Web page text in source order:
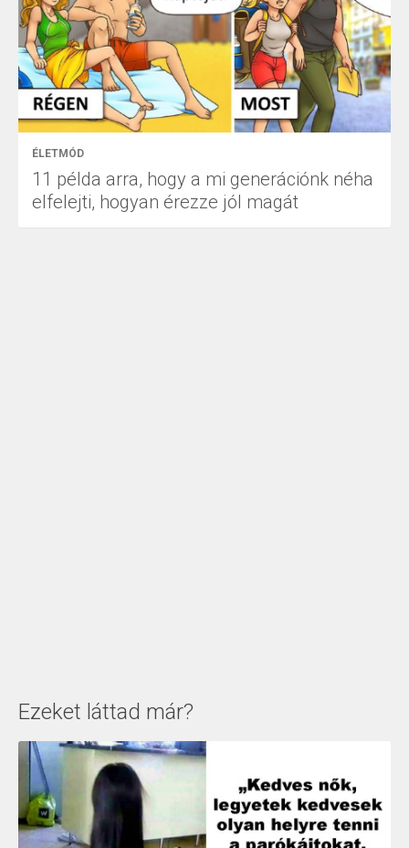
ÉLETMÓD
11 példa arra, hogy a mi generációnk néha
elfelejti, hogyan érezze jól magát
Ezeket láttad már?